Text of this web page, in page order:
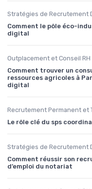
Stratégies de Recrutement
Comment le pôle éco-
digital
Outplacement et Conseil RH
Comment trouver un
ressources agricoles à
digital
Recrutement Permanent et
Le rôle clé du sps
Stratégies de Recrutement
Comment réussir son
d’emploi du notariat